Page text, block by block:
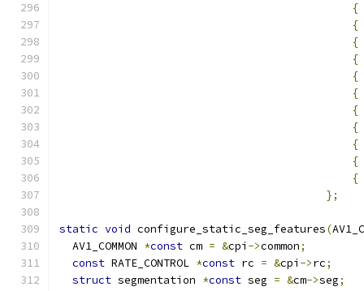
{
{
{
{
{
{
{
{
{
{
{
};
static void configure_static_seg_features(
  AV1_COMMON
*const cm = &cpi ->common;
const RATE_CONTROL *const rc = &cpi ->rc;
struct segmentation *const seg = &cm->seg;